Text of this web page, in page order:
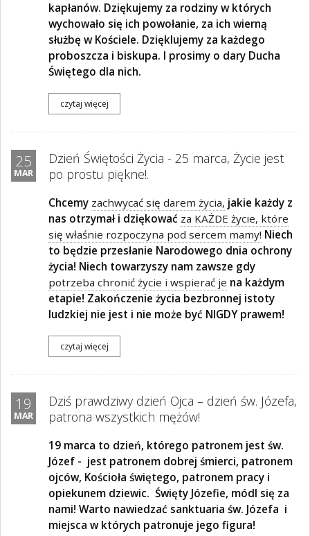
kapłanów. Dziękujemy za rodziny w których
wychowało się ich powołanie, za ich wierną
służbę w Kościele. Dzięklujemy za każdego
proboszcza i biskupa. I prosimy o dary Ducha
Świętego dla nich.
czytaj więcej
25
MAR
Dzień Świętości Życia - 25 marca, Życie jest
po prostu piękne!.
Chcemy zachwycać się darem życia, jakie każdy z
nas otrzymał i dziękować za KAŻDE życie, które
się właśnie rozpoczyna pod sercem mamy! Niech
to będzie przesłanie Narodowego dnia ochrony
życia! Niech towarzyszy nam zawsze gdy
potrzeba chronić życie i wspierać je na każdym
etapie! Zakończenie życia bezbronnej istoty
ludzkiej nie jest i nie może być NIGDY prawem!
czytaj więcej
19
MAR
Dziś prawdziwy dzień Ojca – dzień św. Józefa,
patrona wszystkich mężów!
19 marca to dzień, którego patronem jest św.
Józef - jest patronem dobrej śmierci, patronem
ojców, Kościoła świętego, patronem pracy i
opiekunem dziewic. Święty Józefie, módl się za
nami! Warto nawiedzać sanktuaria św. Józefa i
miejsca w których patronuje jego figura!